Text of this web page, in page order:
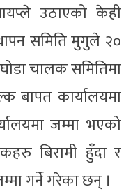
उठाएको केही
समिति मुगुले २०
चालक समितिमा
बापत कार्यालयमा
जम्मा भएको
बिरामी हुँदा र
गर्ने गरेका छन् ।